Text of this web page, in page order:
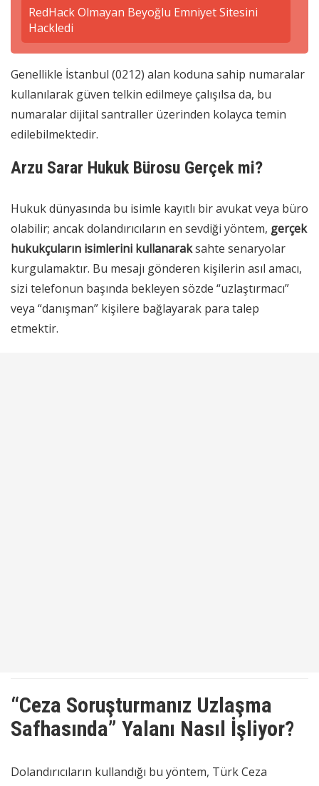
RedHack Olmayan Beyoğlu Emniyet Sitesini
Hackledi
Genellikle İstanbul (0212) alan koduna sahip numaralar
kullanılarak güven telkin edilmeye çalışılsa da, bu
numaralar dijital santraller üzerinden kolayca temin
edilebilmektedir.
Arzu Sarar Hukuk Bürosu Gerçek mi?
Hukuk dünyasında bu isimle kayıtlı bir avukat veya büro
olabilir; ancak dolandırıcıların en sevdiği yöntem, gerçek
hukukçuların isimlerini kullanaraksahte senaryolar
kurgulamaktır. Bu mesajı gönderen kişilerin asıl amacı,
sizi telefonun başında bekleyen sözde “uzlaştırmacı”
veya “danışman” kişilere bağlayarak para talep
etmektir.
“Ceza Soruşturmanız Uzlaşma
Safhasında” Yalanı Nasıl İşliyor?
Dolandırıcıların kullandığı bu yöntem, Türk Ceza